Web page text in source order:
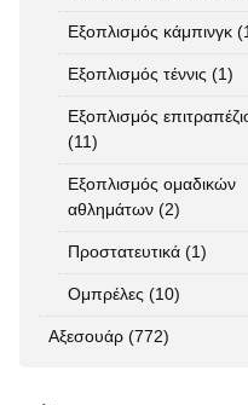
Εξοπλισμός κάμπινγκ
Εξοπλισμός τέννις (1)
Εξοπλισμός
(11)
Εξοπλισμός ομαδικών
αθλημάτων (2)
Προστατευτικά (1)
Ομπρέλες (10)
Αξεσουάρ (772)